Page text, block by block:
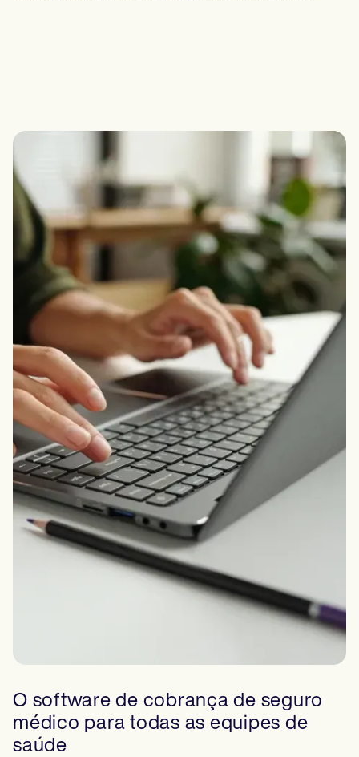
O software de cobrança de seguro
médico para todas as equipes de
saúde